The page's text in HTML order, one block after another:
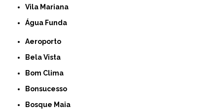
Vila Mariana
Água Funda
Aeroporto
Bela Vista
Bom Clima
Bonsucesso
Bosque Maia